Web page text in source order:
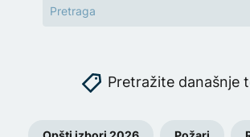
Pretražite današnje